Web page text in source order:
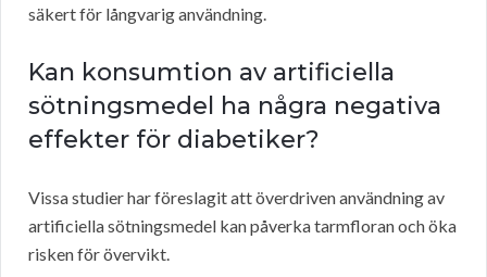
säkert för långvarig användning.
Kan konsumtion av artificiella
sötningsmedel ha några negativa
effekter för diabetiker?
Vissa studier har föreslagit att överdriven användning av
artificiella sötningsmedel kan påverka tarmfloran och öka
risken för övervikt.